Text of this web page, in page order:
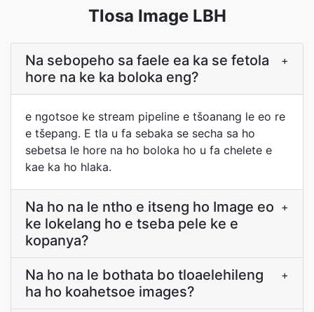
Tlosa Image LBH
Na sebopeho sa faele ea ka se fetola
hore na ke ka boloka eng?
+
e ngotsoe ke stream pipeline e tšoanang le eo re
e tšepang. E tla u fa sebaka se secha sa ho
sebetsa le hore na ho boloka ho u fa chelete e
kae ka ho hlaka.
Na ho na le ntho e itseng ho Image eo
ke lokelang ho e tseba pele ke e
kopanya?
+
Na ho na le bothata bo tloaelehileng
ha ho koahetsoe images?
+